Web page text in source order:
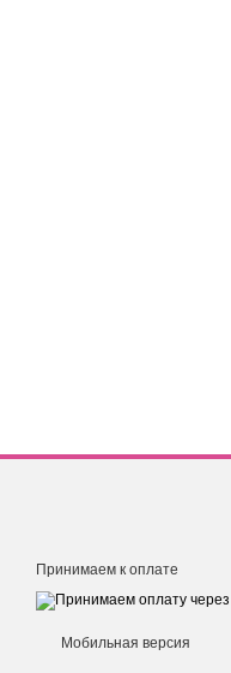
Принимаем к оплате
Мобильная версия